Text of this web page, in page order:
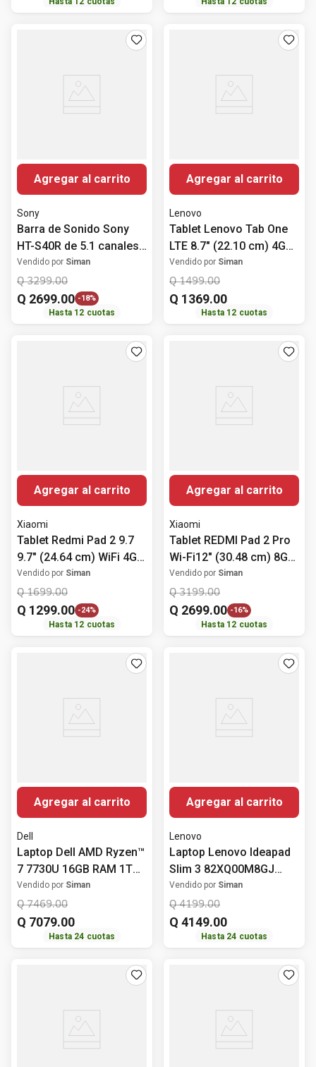
Agregar al carrito
Sony
Barra de Sonido Sony
HT-S40R de 5.1 canales
con Bocinas Posteriores
Inalámbricas,
Subwoofer y Bluetooth
Vendido por Siman
Q 3299.00
Q 2699.00 -18%
Hasta 12 cuotas
Agregar al carrito
Lenovo
Tablet Lenovo Tab One
LTE 8.7" (22.10 cm) 4GB
RAM 128GB ROM+ Folio
Case
Vendido por Siman
Q 1499.00
Q 1369.00
Hasta 12 cuotas
Agregar al carrito
Xiaomi
Tablet Redmi Pad 2 9.7
9.7" (24.64 cm) WiFi 4GB
RAM 128GB ROM Gris
Vendido por Siman
Q 1699.00
Q 1299.00 -24%
Hasta 12 cuotas
Agregar al carrito
Xiaomi
Tablet REDMI Pad 2 Pro
Wi-Fi12" (30.48 cm) 8GB
RAM 256GB ROM
Vendido por Siman
Q 3199.00
Q 2699.00 -16%
Hasta 12 cuotas
Agregar al carrito
Dell
Laptop Dell AMD Ryzen™
7 7730U 16GB RAM 1TB
SSD Windows 11 15.6"
(39.62 cm)
Vendido por Siman
Q 7469.00
Q 7079.00
Hasta 24 cuotas
Agregar al carrito
Lenovo
Laptop Lenovo Ideapad
Slim 3 82XQ00M8GJ
AMD Ryzen 3 7320U 8GB
RAM 512GB SSD
Almacenamiento
Windows 11 15.6" (39.62
Vendido por Siman
Q 4199.00
Q 4149.00
Hasta 24 cuotas